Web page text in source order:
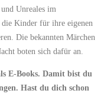
Unreales im
Kinder für ihre eigenen
Die bekannten Märchen
boten sich dafür an.
E-Books. Damit bist du
Hast du dich schon